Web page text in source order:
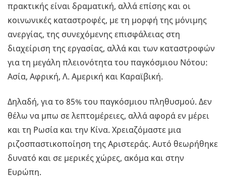
πρακτικής είναι δραματική, αλλά επίσης και οι
κοινωνικές καταστροφές, με τη μορφή της μόνιμης
ανεργίας, της συνεχόμενης επισφάλειας στη
διαχείριση της εργασίας, αλλά και των καταστροφών
για τη μεγάλη πλειονότητα του παγκόσμιου Νότου:
Ασία, Αφρική, Λ. Αμερική και Καραϊβική.
Δηλαδή, για το 85% του παγκόσμιου πληθυσμού. Δεν
θέλω να μπω σε λεπτομέρειες, αλλά αφορά εν μέρει
και τη Ρωσία και την Κίνα. Χρειαζόμαστε μια
ριζοσπαστικοποίηση της Αριστεράς. Αυτό θεωρήθηκε
δυνατό και σε μερικές χώρες, ακόμα και στην
Ευρώπη.